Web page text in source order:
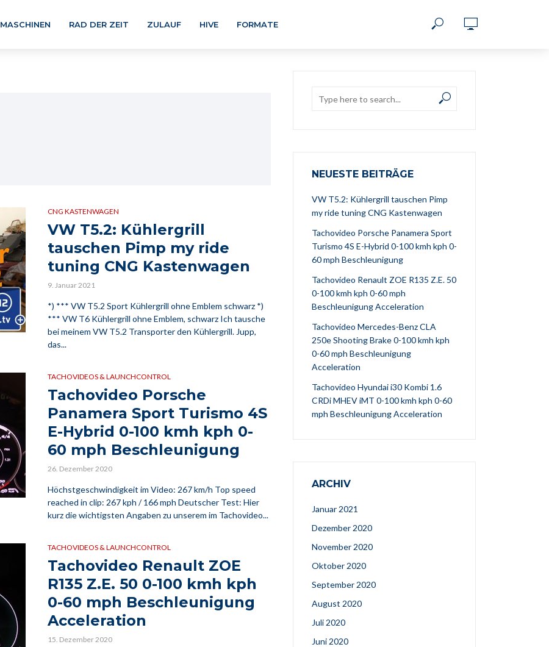
MASCHINEN RAD DER ZEIT ZULAUF HIVE FORMATE
CNG KASTENWAGEN
VW T5.2: Kühlergrill
tauschen Pimp my ride
tuning CNG Kastenwagen
9. Januar 2021
*) *** VW T5.2 Sport Kühlergrill ohne Emblem schwarz *)
*** VW T6 Kühlergrill ohne Emblem, schwarz Ich tausche
bei meinem VW T5.2 Transporter den Kühlergrill. Jupp,
das...
TACHOVIDEOS & LAUNCHCONTROL
Tachovideo Porsche
Panamera Sport Turismo 4S
E-Hybrid 0-100 kmh kph 0-
60 mph Beschleunigung
26. Dezember 2020
Höchstgeschwindigkeit im Video: 267 km/h Top speed
reached in clip: 267 kph / 166 mph Deutscher Test: Hier
kurz die wichtigsten Angaben zu unserem im Tachovideo...
TACHOVIDEOS & LAUNCHCONTROL
Tachovideo Renault ZOE
R135 Z.E. 50 0-100 kmh kph
0-60 mph Beschleunigung
Acceleration
15. Dezember 2020
NEUESTE BEITRÄGE
VW T5.2: Kühlergrill tauschen Pimp
my ride tuning CNG Kastenwagen
Tachovideo Porsche Panamera Sport
Turismo 4S E-Hybrid 0-100 kmh kph 0-
60 mph Beschleunigung
Tachovideo Renault ZOE R135 Z.E. 50
0-100 kmh kph 0-60 mph
Beschleunigung Acceleration
Tachovideo Mercedes-Benz CLA
250e Shooting Brake 0-100 kmh kph
0-60 mph Beschleunigung
Acceleration
Tachovideo Hyundai i30 Kombi 1.6
CRDi MHEV iMT 0-100 kmh kph 0-60
mph Beschleunigung Acceleration
ARCHIV
Januar 2021
Dezember 2020
November 2020
Oktober 2020
September 2020
August 2020
Juli 2020
Juni 2020